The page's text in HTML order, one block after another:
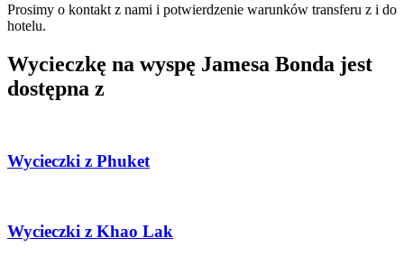
Prosimy o kontakt z nami i potwierdzenie warunków transferu z i do
hotelu.
Wycieczkę na wyspę Jamesa Bonda jest
dostępna z
Wycieczki z Phuket
Wycieczki z Khao Lak